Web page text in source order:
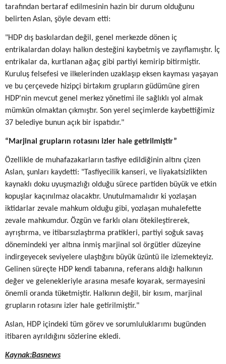
tarafından bertaraf edilmesinin hazin bir durum olduğunu
belirten Aslan, şöyle devam etti:
"HDP dış baskılardan değil, genel merkezde dönen iç
entrikalardan dolayı halkın desteğini kaybetmiş ve zayıflamıştır. İç
entrikalar da, kurtlanan ağaç gibi partiyi kemirip bitirmiştir.
Kuruluş felsefesi ve ilkelerinden uzaklaşıp eksen kayması yaşayan
ve bu çerçevede hizipçi birtakım grupların güdümüne giren
HDP'nin mevcut genel merkez yönetimi ile sağlıklı yol almak
mümkün olmaktan çıkmıştır. Son yerel seçimlerde kaybettiğimiz
37 belediye bunun açık bir ispatıdır."
“Marjinal grupların rotasını izler hale getirilmiştir”
Özellikle de muhafazakarların tasfiye edildiğinin altını çizen
Aslan, şunları kaydetti: "Tasfiyecilik kanseri, ve liyakatsizlikten
kaynaklı doku uyuşmazlığı olduğu sürece partiden büyük ve etkin
kopuşlar kaçınılmaz olacaktır. Unutulmamalıdır ki yozlaşan
iktidarlar zevale mahkum olduğu gibi, yozlaşan muhalefette
zevale mahkumdur. Özgün ve farklı olanı ötekileştirerek,
ayrıştırma, ve itibarsızlaştırma pratikleri, partiyi soğuk savaş
dönemindeki yer altına inmiş marjinal sol örgütler düzeyine
indirgeyecek seviyelere ulaştığını büyük üzüntü ile izlemekteyiz.
Gelinen süreçte HDP kendi tabanına, referans aldığı halkının
değer ve gelenekleriyle arasına mesafe koyarak, sermayesini
önemli oranda tüketmiştir. Halkının değil, bir kısım, marjinal
grupların rotasını izler hale getirilmiştir."
Aslan, HDP içindeki tüm görev ve sorumluluklarımı bugünden
itibaren ayrıldığını sözlerine ekledi.
Kaynak:Basnews